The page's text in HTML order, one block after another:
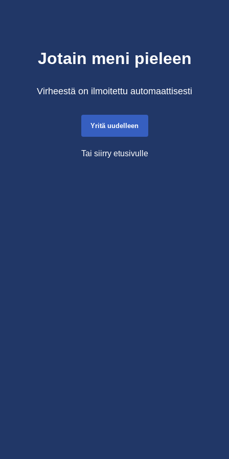
Jotain meni pieleen
Virheestä on ilmoitettu automaattisesti
Yritä uudelleen
Tai siirry etusivulle